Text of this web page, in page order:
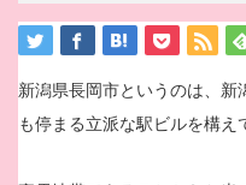
新潟県長岡市というのは、新
も停まる立派な駅ビルを構え